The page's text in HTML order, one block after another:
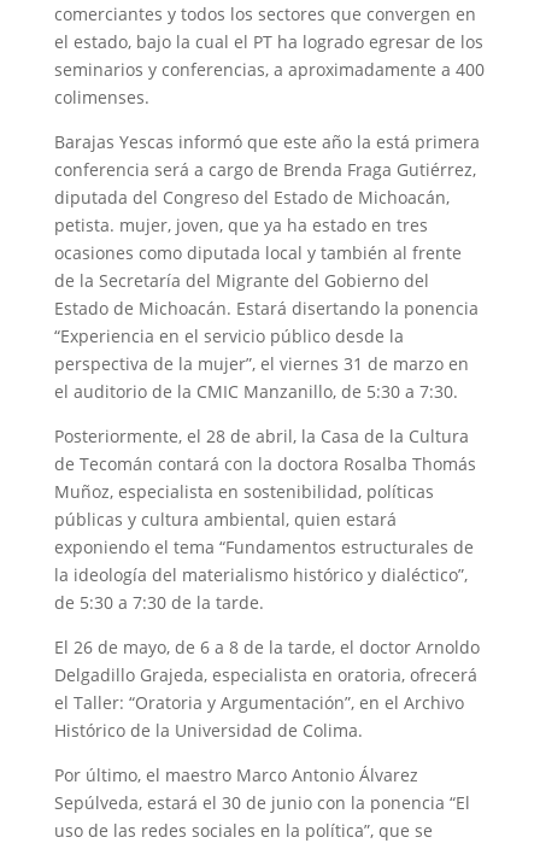
comerciantes y todos los sectores que convergen en
el estado, bajo la cual el PT ha logrado egresar de los
seminarios y conferencias, a aproximadamente a 400
colimenses.
Barajas Yescas informó que este año la está primera
conferencia será a cargo de Brenda Fraga Gutiérrez,
diputada del Congreso del Estado de Michoacán,
petista. mujer, joven, que ya ha estado en tres
ocasiones como diputada local y también al frente
de la Secretaría del Migrante del Gobierno del
Estado de Michoacán. Estará disertando la ponencia
“Experiencia en el servicio público desde la
perspectiva de la mujer”, el viernes 31 de marzo en
el auditorio de la CMIC Manzanillo, de 5:30 a 7:30.
Posteriormente, el 28 de abril, la Casa de la Cultura
de Tecomán contará con la doctora Rosalba Thomás
Muñoz, especialista en sostenibilidad, políticas
públicas y cultura ambiental, quien estará
exponiendo el tema “Fundamentos estructurales de
la ideología del materialismo histórico y dialéctico”,
de 5:30 a 7:30 de la tarde.
El 26 de mayo, de 6 a 8 de la tarde, el doctor Arnoldo
Delgadillo Grajeda, especialista en oratoria, ofrecerá
el Taller: “Oratoria y Argumentación”, en el Archivo
Histórico de la Universidad de Colima.
Por último, el maestro Marco Antonio Álvarez
Sepúlveda, estará el 30 de junio con la ponencia “El
uso de las redes sociales en la política”, que se